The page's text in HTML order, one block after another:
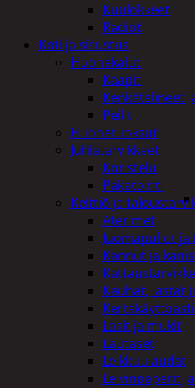
Kuulokkeet
Radiot
Koti ja sisustus
Huonekalut
Kaapit
Kenkätelineet
Peilit
Huonetuoksut
Juhlatarvikkeet
Koristelu
Paketointi
Keittiö ja
Aterimet
Juomapullot
Kannut ja
Kauhat, lastat
Lasit ja mukit
Lautaset
Leikkuulaudat
Leivinpaperit